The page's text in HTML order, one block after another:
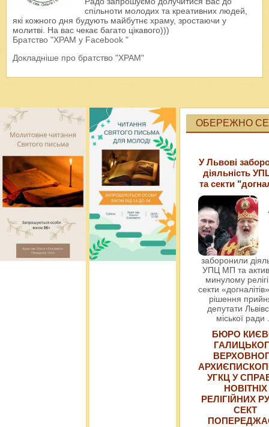
спільноти молодих та креативних людей,
які кожного дня будують майбутнє храму, зростаючи у
молитві. На вас чекає багато цікавого)))
Братство "ХРАМ у Facebook "
Докладніше про братство "ХРАМ"
ОБЕРЕЖНО
У Львові
діяльність
та секти
заборонили
УПЦ МП та
минулому
секти
рішення
депутати
міської ради
БЮРО
УГКЦ У
НОВІТНІХ
РЕЛІГІЙНИХ
СЕКТ